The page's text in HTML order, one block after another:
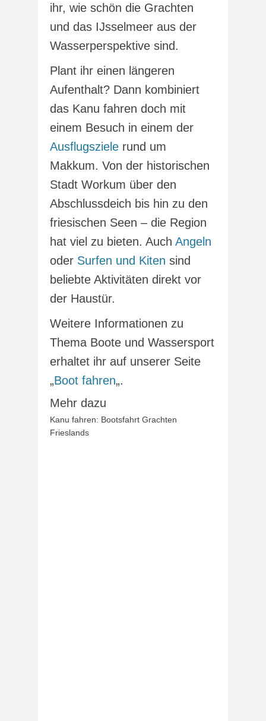
ihr, wie schön die Grachten
und das IJsselmeer aus der
Wasserperspektive sind.
Plant ihr einen längeren
Aufenthalt? Dann kombiniert
das Kanu fahren doch mit
einem Besuch in einem der
Ausflugsziele rund um
Makkum. Von der historischen
Stadt Workum über den
Abschlussdeich bis hin zu den
friesischen Seen – die Region
hat viel zu bieten. Auch Angeln
oder Surfen und Kiten sind
beliebte Aktivitäten direkt vor
der Haustür.
Weitere Informationen zu
Thema Boote und Wassersport
erhaltet ihr auf unserer Seite
„Boot fahren„.
Mehr dazu
Kanu fahren: Bootsfahrt Grachten
Frieslands